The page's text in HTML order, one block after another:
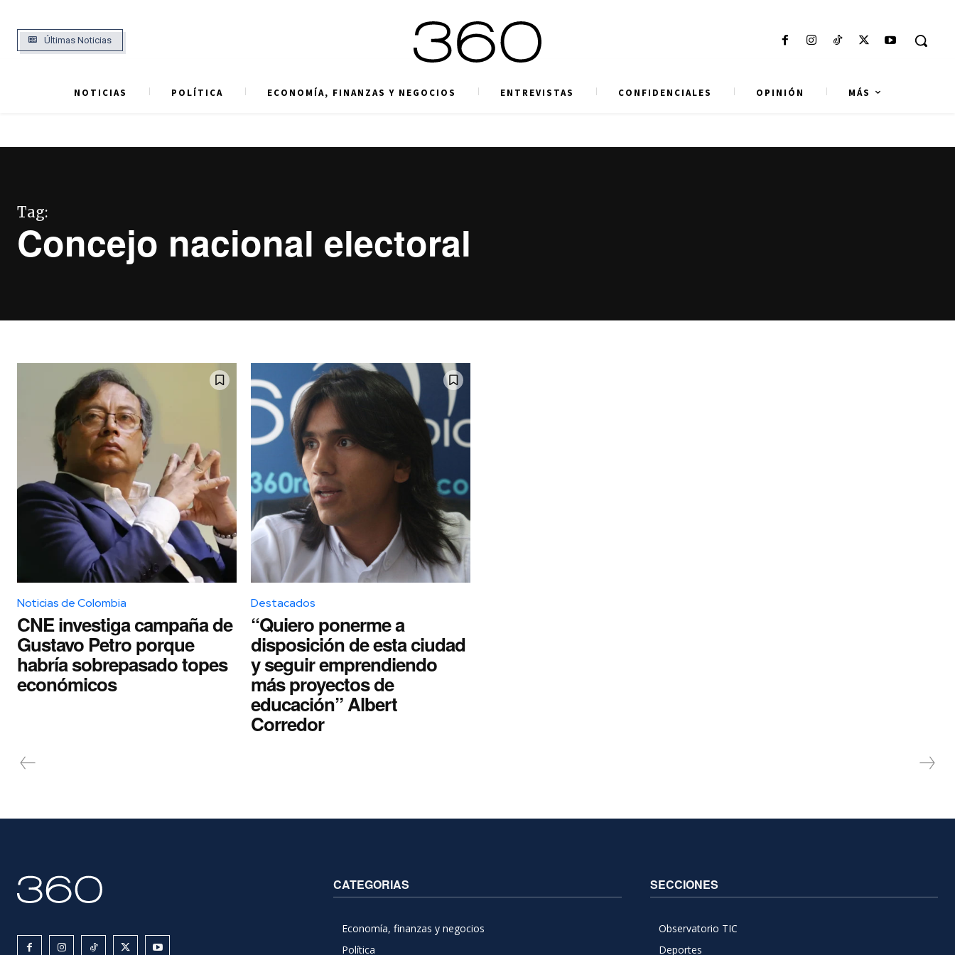
Últimas Noticias
NOTICIAS POLÍTICA ECONOMÍA, FINANZAS Y NEGOCIOS ENTREVISTAS CONFIDENCIALES OPINIÓN MÁS
Tag:
Concejo nacional electoral
Noticias de Colombia
CNE investiga campaña de
Gustavo Petro porque
habría sobrepasado topes
económicos
Destacados
“Quiero ponerme a
disposición de esta ciudad
y seguir emprendiendo
más proyectos de
educación” Albert
Corredor
CATEGORIAS
Economía, finanzas y negocios
Política
SECCIONES
Observatorio TIC
Deportes